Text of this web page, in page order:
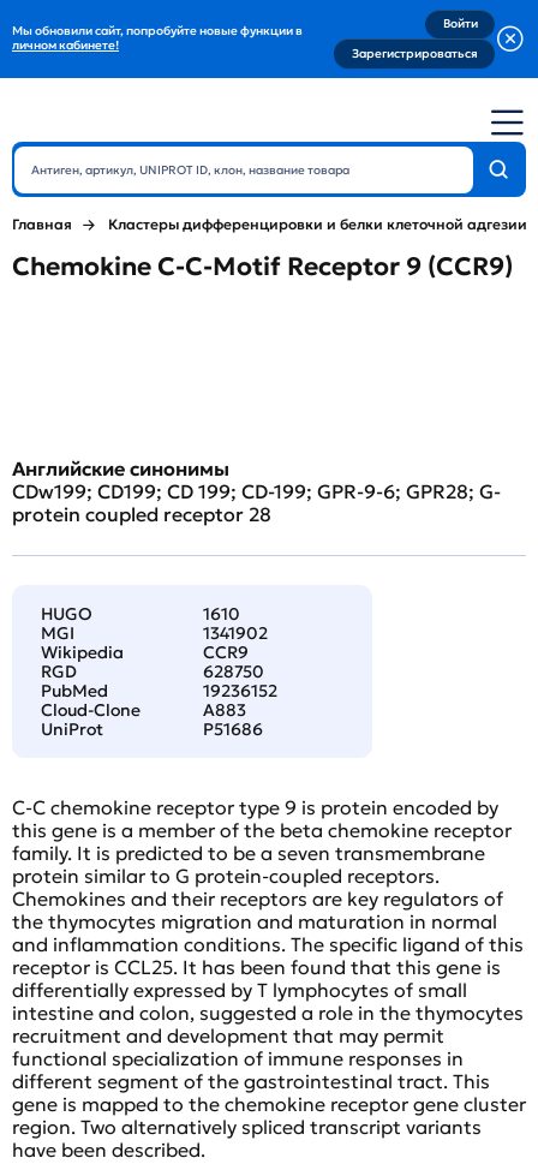
Мы обновили сайт, попробуйте новые функции в
личном кабинете!
Войти
Зарегистрироваться
Главная Кластеры дифференцировки и белки клеточной адгезии
Chemokine C-C-Motif Receptor 9 (CCR9)
Английские синонимы
CDw199; CD199; CD 199; CD-199; GPR-9-6; GPR28; G-
protein coupled receptor 28
HUGO
1610
MGI
1341902
Wikipedia
CCR9
RGD
628750
PubMed
19236152
Cloud-Clone
A883
UniProt
P51686
C-C chemokine receptor type 9 is protein encoded by
this gene is a member of the beta chemokine receptor
family. It is predicted to be a seven transmembrane
protein similar to G protein-coupled receptors.
Chemokines and their receptors are key regulators of
the thymocytes migration and maturation in normal
and inflammation conditions. The specific ligand of this
receptor is CCL25. It has been found that this gene is
differentially expressed by T lymphocytes of small
intestine and colon, suggested a role in the thymocytes
recruitment and development that may permit
functional specialization of immune responses in
different segment of the gastrointestinal tract. This
gene is mapped to the chemokine receptor gene cluster
region. Two alternatively spliced transcript variants
have been described.